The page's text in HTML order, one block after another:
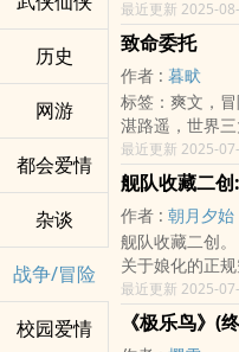
历史
网游
都会爱情
杂谈
战争/冒险
校园爱情
雅娜那情同手
却觉得不该去管
他只想继续躲
他不希望雅娜
伴们 他们加入
并开始了属于他
「既然我们的
湃激昂呗！」
宇宙唯一的星
（由两个分成
以及利德克利）
席拉岛是第一
在，其占星球
是一个被占地
之处；星球的
治，尊者们天
者，目前尊之
—专门鉴定能力
这场生存游戏
到45号，限定
前的”能力者观
是使能力者彼
主国以能力者
最近更新 2025-
致命委托
作者 : 暮畎
标签：爽文，冒
湛路遥，世界
一，只因不喜
生经贸自由特
同时也在特区各
某天，湛路遥
查其丈夫沈乐
人SIMON猝死
鱼般的吸盘。
调查过程中湛
向"超级人类"
最近更新 2025-
舰队收藏二
作者 : 朝月夕始
舰队收藏二创。
关于娘化的正
府的事。
备注:封面图非
著作权敬靖提出
最近更新 2025-
《极乐鸟》(